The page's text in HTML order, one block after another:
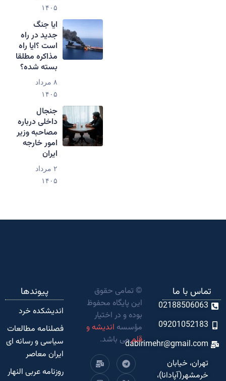
۱۴۰۵
ایا جنگ
جدید در راه
است ؟ایا راه
مذاکره مطلقا
بسته شده؟
۸ مرداد
۱۴۰۵
جنجال
داخلی درباره
مصاحبه وزیر
امور خارجه
ایران
۲ مرداد
۱۴۰۵
تماس با ما
02188506063
09201052183
dabirimehr@gmail.com
تهران، خیابان
خرمشهر(آپادانا)،
© تمامی حقوق
این پایگاه محفوظ
بوده و در اختیار
مؤسسه اندیشه و
قلممی باشد.
پیوندها
اندیشکده‌ خرد
فصلنامه مطالعات
سیاسی و رسانه ای
ایران معاصر
روزنامه عربی النهار